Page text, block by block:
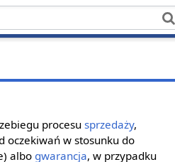
procesusprzedaży,
oczekiwań w stosunku do
albo gwarancja, w przypadku